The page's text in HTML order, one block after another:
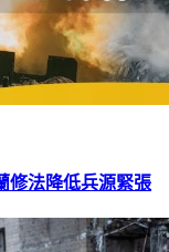
修法降低兵源緊張